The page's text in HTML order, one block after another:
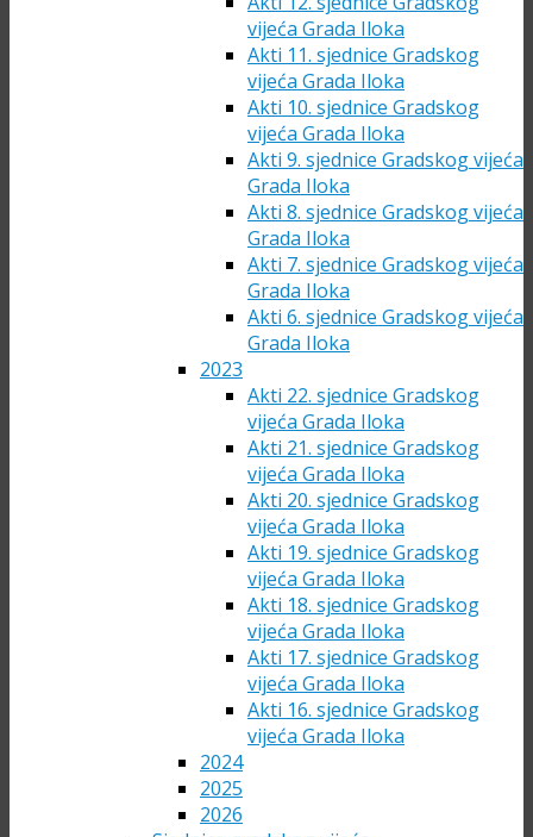
vijeća Grada Iloka
Akti 11. sjednice Gradskog
vijeća Grada Iloka
Akti 10. sjednice Gradskog
vijeća Grada Iloka
Akti 9. sjednice Gradskog vijeća
Grada Iloka
Akti 8. sjednice Gradskog vijeća
Grada Iloka
Akti 7. sjednice Gradskog vijeća
Grada Iloka
Akti 6. sjednice Gradskog vijeća
Grada Iloka
2023
Akti 22. sjednice Gradskog
vijeća Grada Iloka
Akti 21. sjednice Gradskog
vijeća Grada Iloka
Akti 20. sjednice Gradskog
vijeća Grada Iloka
Akti 19. sjednice Gradskog
vijeća Grada Iloka
Akti 18. sjednice Gradskog
vijeća Grada Iloka
Akti 17. sjednice Gradskog
vijeća Grada Iloka
Akti 16. sjednice Gradskog
vijeća Grada Iloka
2024
2025
2026